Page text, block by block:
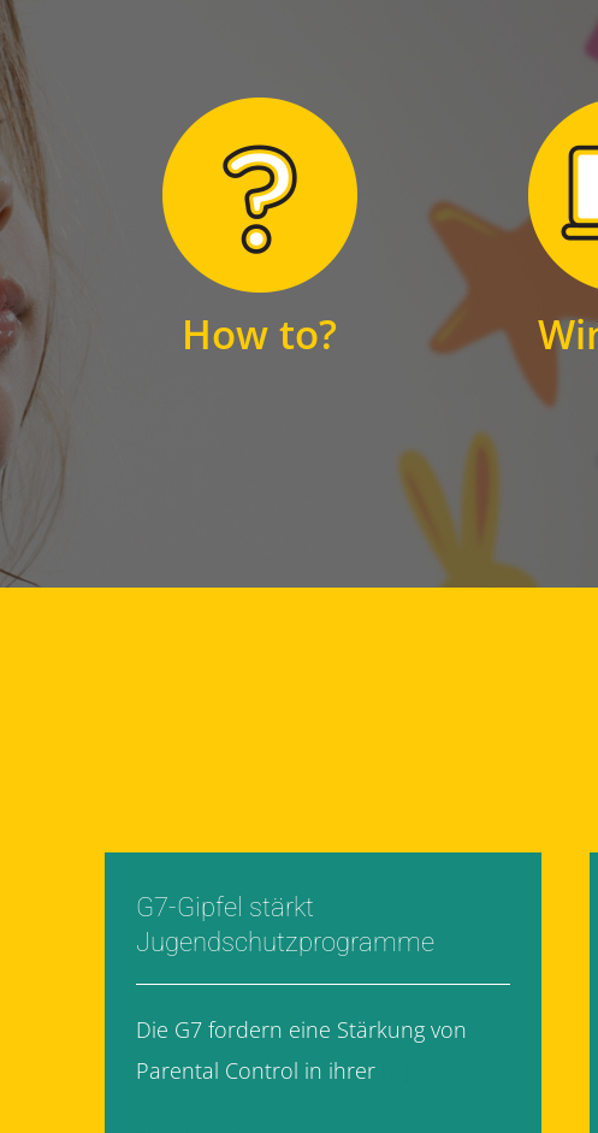
How to?
Hier finden Sie
G7-Gipfel stärkt
Jugendschutzprogramme
Die G7 fordern eine Stärkung von
Parental Control in ihrer